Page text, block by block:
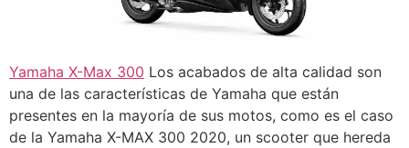
Yamaha X-Max 300 Los acabados de alta calidad son
una de las características de Yamaha que están
presentes en la mayoría de sus motos, como es el caso
de la Yamaha X-MAX 300 2020, un scooter que hereda